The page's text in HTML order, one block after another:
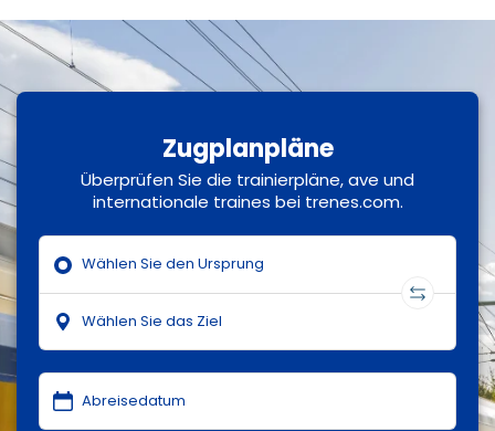
Zugplanpläne
Überprüfen Sie die trainierpläne, ave und
internationale traines bei trenes.com.